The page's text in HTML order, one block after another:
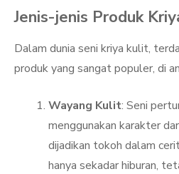
Jenis-jenis Produk
Dalam dunia seni kriya kulit,
produk yang sangat populer, di
Wayang Kulit: Seni
menggunakan karakter
dijadikan tokoh dalam
hanya sekadar hiburan,